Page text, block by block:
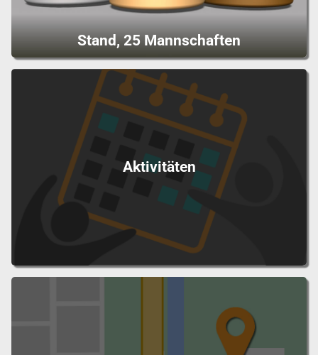
Stand, 25 Mannschaften
Aktivitäten